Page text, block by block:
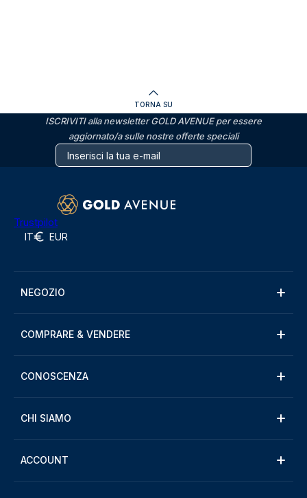
TORNA SU
ISCRIVITI alla newsletter GOLD AVENUE per essere
aggiornato/a sulle nostre offerte speciali
Trustpilot
IT EUR
NEGOZIO
COMPRARE & VENDERE
CONOSCENZA
CHI SIAMO
ACCOUNT